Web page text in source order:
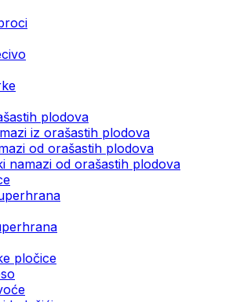
plodova
iz orašastih plodova
od orašastih plodova
namazi od orašastih plodova
pločice